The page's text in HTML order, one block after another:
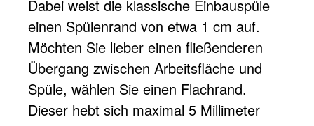
Dabei weist die klassische Einbauspüle
einen Spülenrand von etwa 1 cm auf.
Möchten Sie lieber einen fließenderen
Übergang zwischen Arbeitsfläche und
Spüle, wählen Sie einen Flachrand.
Dieser hebt sich maximal 5 Millimeter